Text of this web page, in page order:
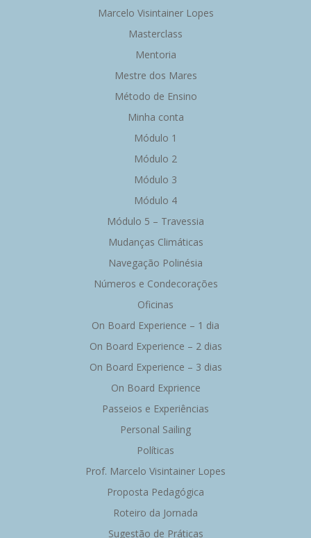
Marcelo Visintainer Lopes
Masterclass
Mentoria
Mestre dos Mares
Método de Ensino
Minha conta
Módulo 1
Módulo 2
Módulo 3
Módulo 4
Módulo 5 – Travessia
Mudanças Climáticas
Navegação Polinésia
Números e Condecorações
Oficinas
On Board Experience – 1 dia
On Board Experience – 2 dias
On Board Experience – 3 dias
On Board Exprience
Passeios e Experiências
Personal Sailing
Políticas
Prof. Marcelo Visintainer Lopes
Proposta Pedagógica
Roteiro da Jornada
Sugestão de Práticas